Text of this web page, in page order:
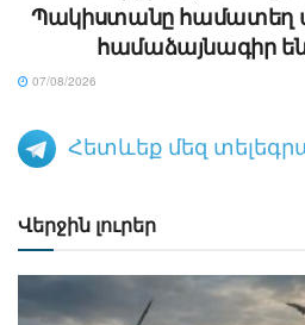
Պակիստանը համատեղ
համաձայնագիր
07/08/2026
Հետևեք մեզ
Վերջին լուրեր